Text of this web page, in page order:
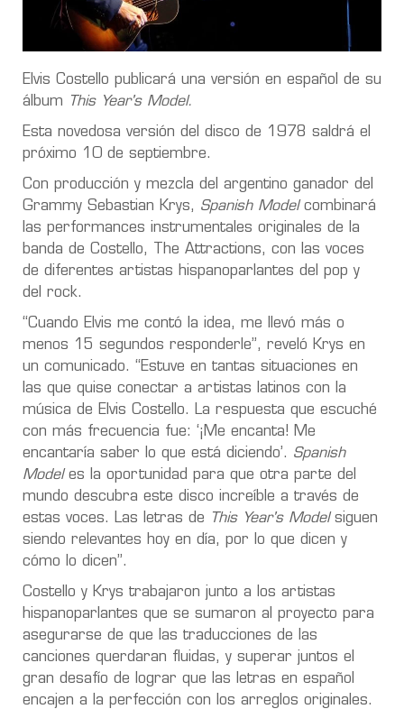
Elvis Costello publicará una versión en español de su
álbum
This Year's Model.
Esta novedosa versión del disco de 1978 saldrá el
próximo 10 de septiembre.
Con producción y mezcla del argentino ganador del
Grammy Sebastian Krys, Spanish Modelcombinará
las performances instrumentales originales de la
banda de Costello, The Attractions, con las voces
de diferentes artistas hispanoparlantes del pop y
del rock.
“Cuando Elvis me contó la idea, me llevó más o
menos 15 segundos responderle”, reveló Krys en
un comunicado. “Estuve en tantas situaciones en
las que quise conectar a artistas latinos con la
música de Elvis Costello. La respuesta que escuché
con más frecuencia fue: ‘¡Me encanta! Me
encantaría saber lo que está diciendo’. Spanish
Modeles la oportunidad para que otra parte del
mundo descubra este disco increíble a través de
estas voces. Las letras de
This Year's Model siguen
siendo relevantes hoy en día, por lo que dicen y
cómo lo dicen”.
Costello y Krys trabajaron junto a los artistas
hispanoparlantes que se sumaron al proyecto para
asegurarse de que las traducciones de las
canciones querdaran fluidas, y superar juntos el
gran desafío de lograr que las letras en español
encajen a la perfección con los arreglos originales.